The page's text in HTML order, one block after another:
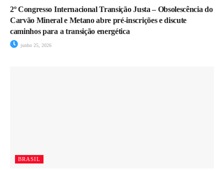
2º Congresso Internacional Transição Justa – Obsolescência do
Carvão Mineral e Metano abre pré-inscrições e discute
caminhos para a transição energética
junho 25, 2026
BRASIL